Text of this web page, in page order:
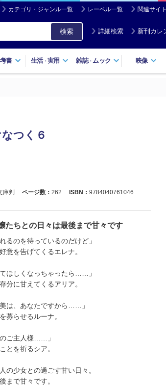
カテゴリ・ジャンル一覧 レーベル一覧 関連サイト
検索 詳細検索 新刊カレ
書 生活・実用 雑誌・ ムック 映像
つく６
庫判 ページ数： 262 ISBN： 9784040761046
ちとの日々は最後まで甘々です
るのを待っているのだけど」
を告げてくるエレナ。
ほしくなっちゃったら……」
に甘えてくるアリア。
は、あなたですから……」
らせるルーナ。
ご主人様……」
を祈るシア。
少女との過ごす甘い日々。
まで甘々です。